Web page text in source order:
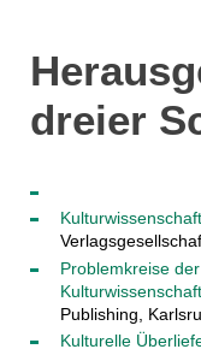
dreier
Problemkreise
Kulturwissenschaft
Publishing,
Kulturelle